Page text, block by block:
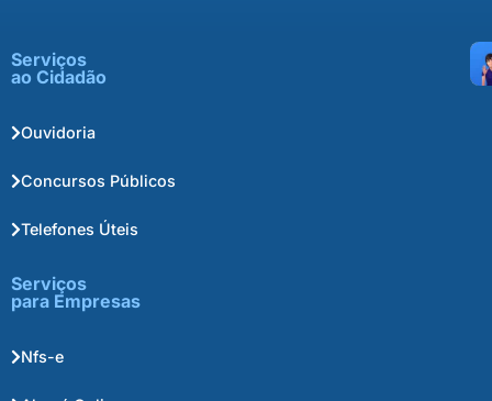
Serviços
ao Cidadão
Ouvidoria
Concursos Públicos
Telefones Úteis
Serviços
para Empresas
Nfs-e